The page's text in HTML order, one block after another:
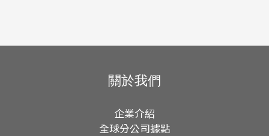
關於我們
企業介紹
全球分公司據點